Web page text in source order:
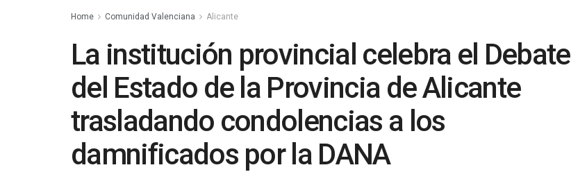
Home Comunidad Valenciana Alicante
La institución provincial celebra el Debate
del Estado de la Provincia de Alicante
trasladando condolencias a los
damnificados por la DANA